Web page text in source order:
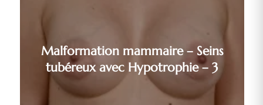
Malformation mammaire – Seins
tubéreux avec Hypotrophie – 3